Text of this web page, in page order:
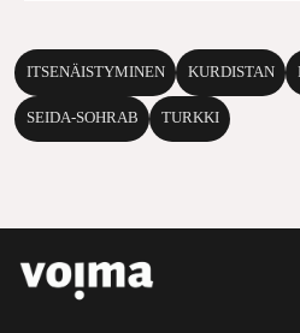
ITSENÄISTYMINEN KURDISTAN
SEIDA-SOHRAB TURKKI